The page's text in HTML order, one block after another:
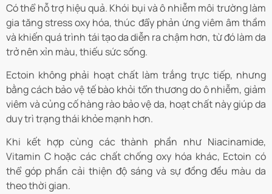
Có thể hỗ trợ hiệu quả. Khói bụi và ô nhiễm môi trường làm
gia tăng stress oxy hóa, thúc đẩy phản ứng viêm âm thầm
và khiến quá trình tái tạo da diễn ra chậm hơn, từ đó làm da
trở nên xỉn màu, thiếu sức sống.
Ectoin không phải hoạt chất làm trắng trực tiếp, nhưng
bằng cách bảo vệ tế bào khỏi tổn thương do ô nhiễm, giảm
viêm và củng cố hàng rào bảo vệ da, hoạt chất này giúp da
duy trì trạng thái khỏe mạnh hơn.
Khi kết hợp cùng các thành phần như Niacinamide,
Vitamin C hoặc các chất chống oxy hóa khác, Ectoin có
thể góp phần cải thiện độ sáng và sự đồng đều màu da
theo thời gian.